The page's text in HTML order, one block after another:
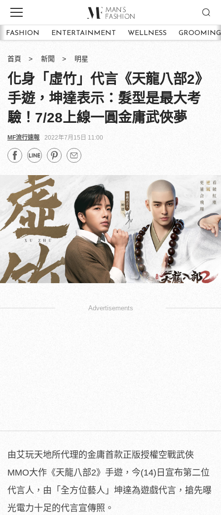
FASHION ENTERTAINMENT WELLNESS GROOMING
首頁 新聞 明星
化身「虛竹」代言《天龍八部2》
手遊，坤達表示：髮型是最大考
驗！7/28上線一圓金庸武俠夢
MF流行速報 2022年7月15日 11:00
Advertisements
由艾玩天地所代理的金庸首款正版授權空戰武俠
MMO大作《天龍八部2》手遊，今(14)日宣布第二位
代言人，由「全方位藝人」坤達為遊戲代言，搶先曝
光電力十足的代言宣傳照。